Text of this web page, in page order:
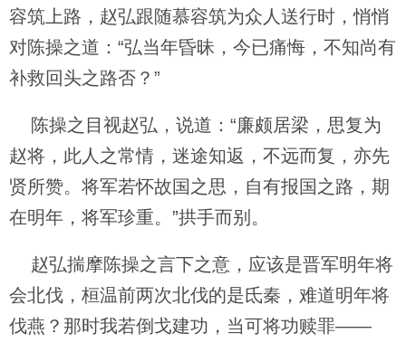
容筑上路，赵弘跟随慕容筑为众人送行时，悄悄
对陈操之道：“弘当年昏昧，今已痛悔，不知尚有
补救回头之路否？”
陈操之目视赵弘，说道：“廉颇居梁，思复为
赵将，此人之常情，迷途知返，不远而复，亦先
贤所赞。将军若怀故国之思，自有报国之路，期
在明年，将军珍重。”拱手而别。
赵弘揣摩陈操之言下之意，应该是晋军明年将
会北伐，桓温前两次北伐的是氐秦，难道明年将
伐燕？那时我若倒戈建功，当可将功赎罪——